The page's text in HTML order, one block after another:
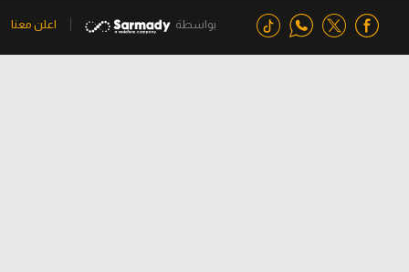
بواسطة اعلن معنا